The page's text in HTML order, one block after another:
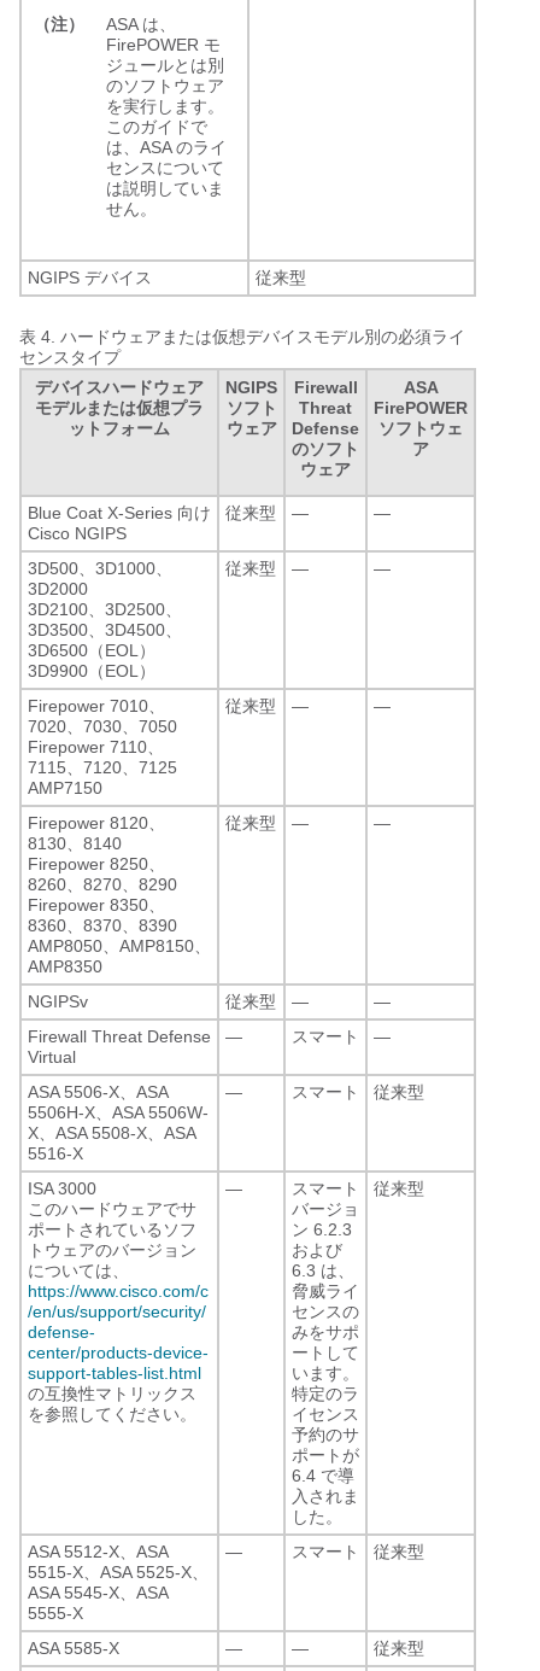
（注）
ASA は、
FirePOWER モ
ジュールとは別
のソフトウェア
を実行します。
このガイドで
は、ASA のライ
センスについて
は説明していま
せん。
NGIPS デバイス 従来型
表 4. ハードウェアまたは仮想デバイスモデル別の必須ライ
センスタイプ
デバイスハードウェア
モデルまたは仮想プラ
ットフォーム
NGIPS
ソフト
ウェア
Firewall
Threat
Defense
のソフト
ウェア
ASA
FirePOWER
ソフトウェ
ア
Blue Coat X-Series 向け
Cisco NGIPS
従来型 — —
3D500、3D1000、
3D2000
3D2100、3D2500、
3D3500、3D4500、
3D6500（EOL）
3D9900（EOL）
従来型 — —
Firepower 7010、
7020、7030、7050
Firepower 7110、
7115、7120、7125
AMP7150
従来型 — —
Firepower 8120、
8130、8140
Firepower 8250、
8260、8270、8290
Firepower 8350、
8360、8370、8390
AMP8050、AMP8150、
AMP8350
従来型 — —
NGIPSv 従来型 —
—
Firewall Threat Defense
Virtual
— スマート —
ASA 5506-X、ASA
5506H-X、ASA 5506W-
X、ASA 5508-X、ASA
5516-X
— スマート 従来型
ISA 3000
このハードウェアでサ
ポートされているソフ
トウェアのバージョン
については、
https://www.cisco.com/c
/en/us/support/security/
defense-
center/products-device-
support-tables-list.html
の互換性マトリックス
を参照してください。
—
スマート
バージョ
ン 6.2.3
および
6.3 は、
脅威ライ
センスの
みをサポ
ートして
います。
特定のラ
イセンス
予約のサ
ポートが
6.4 で導
入されま
した。
従来型
ASA 5512-X、ASA
5515-X、ASA 5525-X、
ASA 5545-X、ASA
5555-X
— スマート 従来型
ASA 5585-X — —
従来型